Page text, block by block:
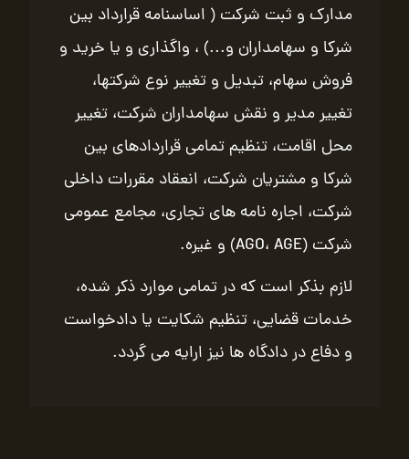
مدارک و ثبت شرکت ( اساسنامه قرارداد بین
شرکا و سهامداران و...) ، واگذاری و یا خرید و
فروش سهام، تبدیل و تغییر نوع شرکتها،
تغییر مدیر و نقش سهامداران شرکت، تغییر
محل اقامت، تنظیم تمامی قراردادهای بین
شرکا و مشتریان شرکت، انعقاد مقررات داخلی
شرکت، اجاره نامه های تجاری، مجامع عمومی
شرکت (AGO، AGE) و غیره.
لازم بذکر است که در تمامی موارد ذکر شده،
خدمات قضایی، تنظیم شکایت یا دادخواست
و دفاع در دادگاه ها نیز ارایه می گردد.